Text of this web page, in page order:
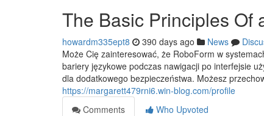
The Basic Principles Of
howardm335ept8 390 days ago News
Może Cię zainteresować, że RoboForm w
bariery językowe podczas nawigacji po interfejsie
dla dodatkowego bezpieczeństwa. Możesz
https://margarett479rni6.win-blog.com/profile
Comments
Who Upvoted